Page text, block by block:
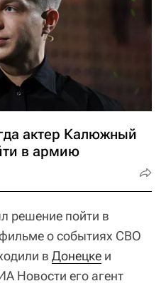
актер Калюжный
в армию
решение пойти в
о событиях СВО
в Донецке и
Новости его агент